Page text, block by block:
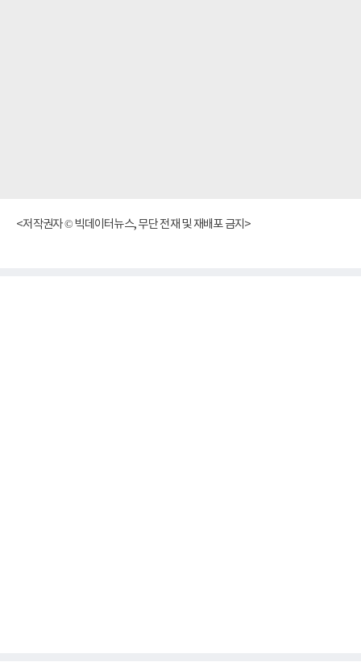
<저작권자 © 빅데이터뉴스, 무단 전재 및 재배포 금지>